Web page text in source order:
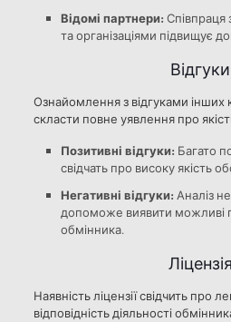
Відомі партнери: Співпраця
та організаціями підвищує
Ознайомлення з відгуками
скласти повне уявлення про
Позитивні відгуки: Багато
свідчать про високу якість
Негативні відгуки: Аналіз
допоможе виявити можливі
обмінника.
Наявність ліцензії свідчить про
відповідність діяльності